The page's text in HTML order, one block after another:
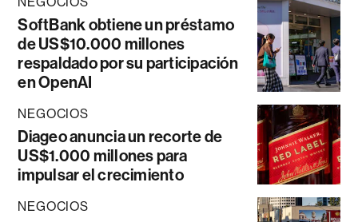
SoftBank obtiene un préstamo
de US$10.000 millones
respaldado por su participación
en OpenAI
NEGOCIOS
Diageo anuncia un recorte de
US$1.000 millones para
impulsar el crecimiento
NEGOCIOS